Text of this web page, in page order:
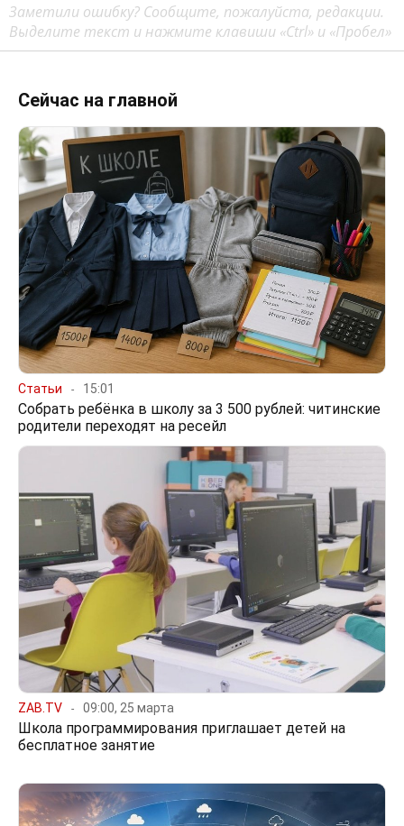
Заметили ошибку? Сообщите, пожалуйста, редакции.
Выделите текст и нажмите клавиши «Ctrl» и «Пробел»
Сейчас на главной
Статьи 15:01
Собрать ребёнка в школу за 3 500 рублей: читинские
родители переходят на ресейл
ZAB.TV 09:00, 25 марта
Школа программирования приглашает детей на
бесплатное занятие